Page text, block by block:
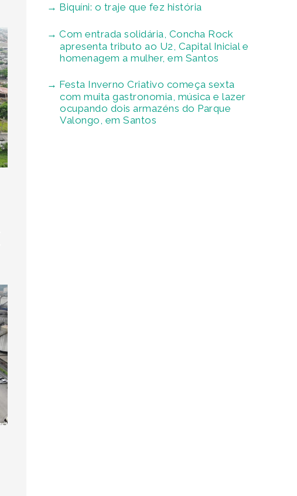
Biquíni: o traje que fez história
Com entrada solidária, Concha Rock
apresenta tributo ao U2, Capital Inicial e
homenagem a mulher, em Santos
Festa Inverno Criativo começa sexta
com muita gastronomia, música e lazer
ocupando dois armazéns do Parque
Valongo, em Santos